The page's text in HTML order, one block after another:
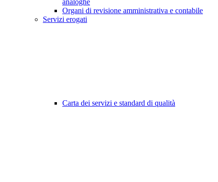
analoghe
Organi di revisione amministrativa e contabile
Servizi erogati
Carta dei servizi e standard di qualità